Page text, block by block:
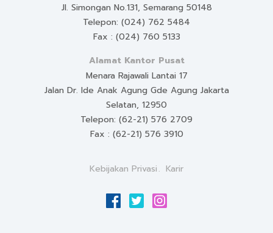
Jl. Simongan No.131, Semarang 50148
Telepon: (024) 762 5484
Fax : (024) 760 5133
Alamat Kantor Pusat
Menara Rajawali Lantai 17
Jalan Dr. Ide Anak Agung Gde Agung Jakarta
Selatan, 12950
Telepon: (62-21) 576 2709
Fax : (62-21) 576 3910
Kebijakan Privasi Karir